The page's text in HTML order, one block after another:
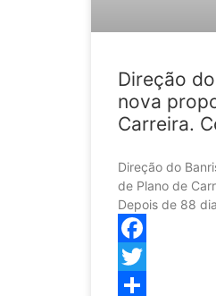
Direção
nova
Carreira.
Direção do
de Plano de
Depois de 88
Facebook
Twitter